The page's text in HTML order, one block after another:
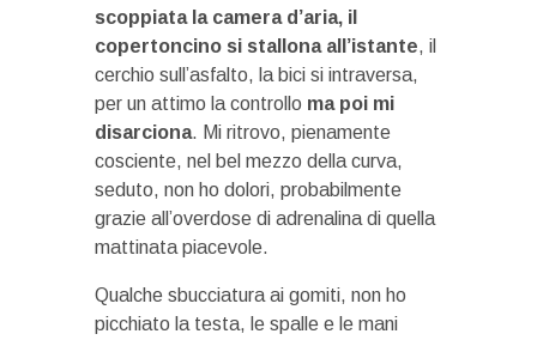
scoppiata la camera d’aria, il
copertoncino si stallona all’istante, il
cerchio sull’asfalto, la bici si intraversa,
per un attimo la controllo ma poi mi
disarciona. Mi ritrovo, pienamente
cosciente, nel bel mezzo della curva,
seduto, non ho dolori, probabilmente
grazie all’overdose di adrenalina di quella
mattinata piacevole.
Qualche sbucciatura ai gomiti, non ho
picchiato la testa, le spalle e le mani